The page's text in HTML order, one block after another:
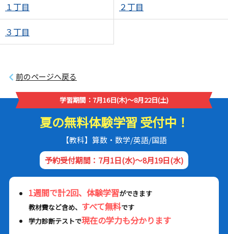
１丁目 ２丁目
３丁目
前のページへ戻る
学習期間：7月16日(木)～8月22日(土)
夏の無料体験学習 受付中！
【教科】算数・数学/英語/国語
予約受付期間：7月1日(水)～8月19日(水)
1週間で計2回、体験学習ができます
教材費など含め、 すべて無料です
学力診断テストで現在の学力も分かります